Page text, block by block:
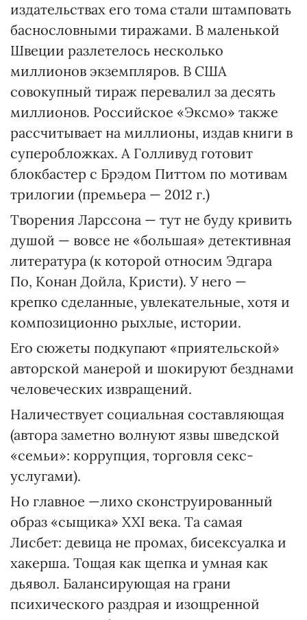
издательствах его тома стали штамповать
баснословными тиражами. В маленькой
Швеции разлетелось несколько
миллионов экземпляров. В США
совокупный тираж перевалил за десять
миллионов. Российское «Эксмо» также
рассчитывает на миллионы, издав книги в
суперобложках. А Голливуд готовит
блокбастер с Брэдом Питтом по мотивам
трилогии (премьера — 2012 г.)
Творения Ларссона — тут не буду кривить
душой — вовсе не «большая» детективная
литература (к которой относим Эдгара
По, Конан Дойла, Кристи). У него —
крепко сделанные, увлекательные, хотя и
композиционно рыхлые, истории.
Его сюжеты подкупают «приятельской»
авторской манерой и шокируют безднами
человеческих извращений.
Наличествует социальная составляющая
(автора заметно волнуют язвы шведской
«семьи»: коррупция, торговля секс-
услугами).
Но главное —лихо сконструированный
образ «сыщика» XXI века. Та самая
Лисбет: девица не промах, бисексуалка и
хакерша. Тощая как щепка и умная как
дьявол. Балансирующая на грани
психического раздрая и изощренной